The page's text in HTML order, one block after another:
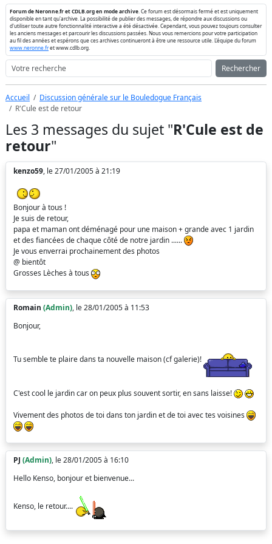
Forum de Neronne.fr et CDLB.org en mode archive . Ce forum est désormais fermé et est uniquement
disponible en tant qu'archive. La possibilité de publier des messages, de répondre aux discussions ou
d'utiliser toute autre fonctionnalité interactive a été désactivée. Cependant, vous pouvez toujours consulter
les anciens messages et parcourir les discussions passées. Nous vous remercions pour votre participation
au fil des années et espérons que ces archives continueront à être une ressource utile. L'équipe du forum
www.neronne.fret www.cdlb.org.
Rechercher
Accueil
Discussion générale sur le Bouledogue Français
R'Cule est de retour
Les 3 messages du sujet "R'Cule est de
retour"
kenzo59, le 27/01/2005 à 21:19
Bonjour à tous !
Je suis de retour,
papa et maman ont déménagé pour une maison + grande avec 1 jardin
et des fiancées de chaque côté de notre jardin ......
Je vous enverrai prochainement des photos
@ bientôt
Grosses Lèches à tous
Romain (Admin), le 28/01/2005 à 11:53
Bonjour,
Tu semble te plaire dans ta nouvelle maison (cf galerie)!
C'est cool le jardin car on peux plus souvent sortir, en sans laisse!
Vivement des photos de toi dans ton jardin et de toi avec tes voisines
PJ (Admin), le 28/01/2005 à 16:10
Hello Kenso, bonjour et bienvenue...
Kenso, le retour....